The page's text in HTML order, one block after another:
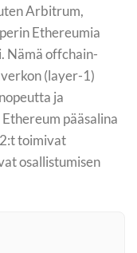
Arbitrum,
Ethereumia
Nämä offchain-
(layer-1)
ja
pääsalina
toimivat
osallistumisen